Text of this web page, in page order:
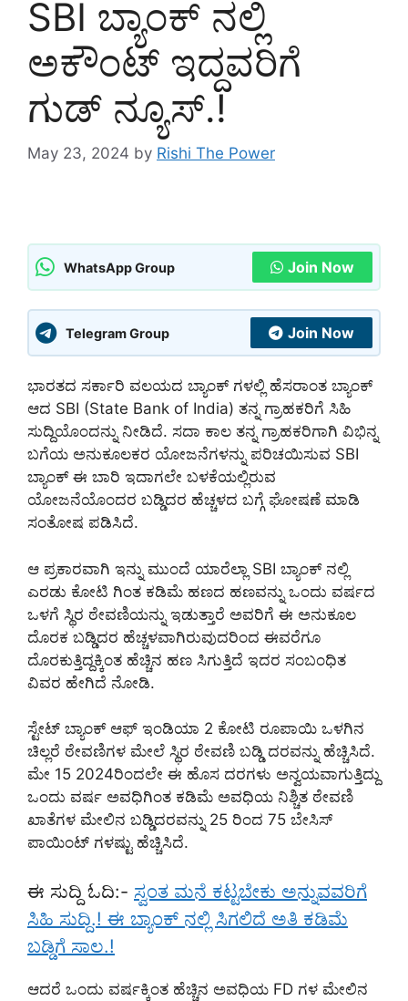
SBI ಬ್ಯಾಂಕ್ ನಲ್ಲಿ
ಅಕೌಂಟ್ ಇದ್ದವರಿಗೆ
ಗುಡ್ ನ್ಯೂಸ್.!
May 23, 2024 by Rishi The Power
WhatsApp Group Join Now
Telegram Group Join Now
ಭಾರತದ ಸರ್ಕಾರಿ ವಲಯದ ಬ್ಯಾಂಕ್ ಗಳಲ್ಲಿ ಹೆಸರಾಂತ ಬ್ಯಾಂಕ್
ಆದ SBI (State Bank of India) ತನ್ನ ಗ್ರಾಹಕರಿಗೆ ಸಿಹಿ
ಸುದ್ದಿಯೊಂದನ್ನು ನೀಡಿದೆ. ಸದಾ ಕಾಲ ತನ್ನ ಗ್ರಾಹಕರಿಗಾಗಿ ವಿಭಿನ್ನ
ಬಗೆಯ ಅನುಕೂಲಕರ ಯೋಜನೆಗಳನ್ನು ಪರಿಚಯಿಸುವ SBI
ಬ್ಯಾಂಕ್ ಈ ಬಾರಿ ಇದಾಗಲೇ ಬಳಕೆಯಲ್ಲಿರುವ
ಯೋಜನೆಯೊಂದರ ಬಡ್ಡಿದರ ಹೆಚ್ಚಳದ ಬಗ್ಗೆ ಘೋಷಣೆ ಮಾಡಿ
ಸಂತೋಷ ಪಡಿಸಿದೆ.
ಆ ಪ್ರಕಾರವಾಗಿ ಇನ್ನು ಮುಂದೆ ಯಾರೆಲ್ಲಾ SBI ಬ್ಯಾಂಕ್ ನಲ್ಲಿ
ಎರಡು ಕೋಟಿ ಗಿಂತ ಕಡಿಮೆ ಹಣದ ಹಣವನ್ನು ಒಂದು ವರ್ಷದ
ಒಳಗೆ ಸ್ಥಿರ ಠೇವಣಿಯನ್ನು ಇಡುತ್ತಾರೆ ಅವರಿಗೆ ಈ ಅನುಕೂಲ
ದೊರಕ ಬಡ್ಡಿದರ ಹೆಚ್ಚಳವಾಗಿರುವುದರಿಂದ ಈವರೆಗೂ
ದೊರಕುತ್ತಿದ್ದಕ್ಕಿಂತ ಹೆಚ್ಚಿನ ಹಣ ಸಿಗುತ್ತಿದೆ ಇದರ ಸಂಬಂಧಿತ
ವಿವರ ಹೇಗಿದೆ ನೋಡಿ.
ಸ್ಟೇಟ್ ಬ್ಯಾಂಕ್ ಆಫ್ ಇಂಡಿಯಾ 2 ಕೋಟಿ ರೂಪಾಯಿ ಒಳಗಿನ
ಚಿಲ್ಲರೆ ಠೇವಣಿಗಳ ಮೇಲೆ ಸ್ಥಿರ ಠೇವಣಿ ಬಡ್ಡಿ ದರವನ್ನು ಹೆಚ್ಚಿಸಿದೆ.
ಮೇ 15 2024ರಿಂದಲೇ ಈ ಹೊಸ ದರಗಳು ಅನ್ವಯವಾಗುತ್ತಿದ್ದು
ಒಂದು ವರ್ಷ ಅವಧಿಗಿಂತ ಕಡಿಮೆ ಅವಧಿಯ ನಿಶ್ಚಿತ ಠೇವಣಿ
ಖಾತೆಗಳ ಮೇಲಿನ ಬಡ್ಡಿದರವನ್ನು 25 ರಿಂದ 75 ಬೇಸಿಸ್
ಪಾಯಿಂಟ್ ಗಳಷ್ಟು ಹೆಚ್ಚಿಸಿದೆ.
ಈ ಸುದ್ದಿ ಓದಿ:- ಸ್ವಂತ ಮನೆ ಕಟ್ಟಬೇಕು ಅನ್ನುವವರಿಗೆ
ಸಿಹಿ ಸುದ್ದಿ.! ಈ ಬ್ಯಾಂಕ್ ನಲ್ಲಿ ಸಿಗಲಿದೆ ಅತಿ ಕಡಿಮೆ
ಬಡ್ಡಿಗೆ ಸಾಲ.!
ಆದರೆ ಒಂದು ವರ್ಷಕ್ಕಿಂತ ಹೆಚ್ಚಿನ ಅವಧಿಯ FD ಗಳ ಮೇಲಿನ